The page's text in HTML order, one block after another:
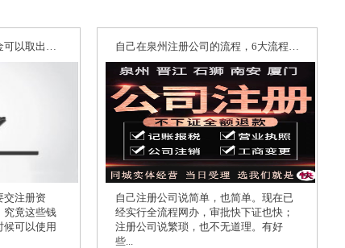
公司注册成功后，注册资金可以取出来用吗？需要注意什么？
交注册资
究竟这些钱
可以使用
自己在泉州注册公司的流程，6大流程介绍
自己注册公司说简单，也简单。现在已
经实行全流程网办，审批快下证也快；
注册公司说繁琐，也不无道理。有好
些...